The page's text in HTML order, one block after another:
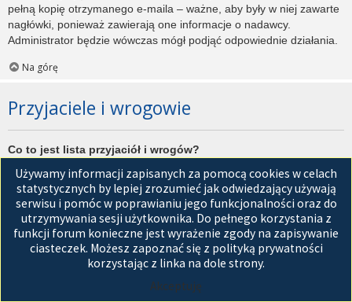
pełną kopię otrzymanego e-maila – ważne, aby były w niej zawarte
nagłówki, ponieważ zawierają one informacje o nadawcy.
Administrator będzie wówczas mógł podjąć odpowiednie działania.
Na górę
Przyjaciele i wrogowie
Co to jest lista przyjaciół i wrogów?
użytkowników witryny. Użytkownicy dodani do listy przyjaciół będą
wyświetleni na karciePrzyjacieleznajdującej się w panelu
zarządzania kontem. Z tego poziomu można szybko sprawdzić ich
status, a także wysłać prywatną wiadomość. Zależnie od
używanego stylu witryny, posty tych użytkowników mogą być
wyróżniane. Jeśli użytkownik zostanie dodany do listy wrogów,
Używamy informacji zapisanych za pomocą cookies w celach
statystycznych by lepiej zrozumieć jak odwiedzający używają
serwisu i pomóc w poprawianiu jego funkcjonalności oraz do
utrzymywania sesji użytkownika. Do pełnego korzystania z
funkcji forum konieczne jest wyrażenie zgody na zapisywanie
ciasteczek. Możesz zapoznać się z polityką prywatności
korzystając z linka na dole strony.
Akceptuję